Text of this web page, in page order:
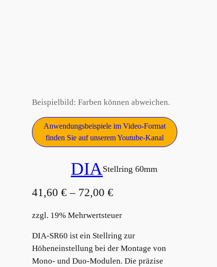
Beispielbild: Farben können abweichen.
Anwendungsbeispiele im Video-Format
finden Sie auf unserem Youtube-Kanal
DIAStellring 60mm
41,60€– 72,00€
zzgl. 19% Mehrwertsteuer
DIA-SR60 ist ein Stellring zur
Höheneinstellung bei der Montage von
Mono- und Duo-Modulen. Die präzise